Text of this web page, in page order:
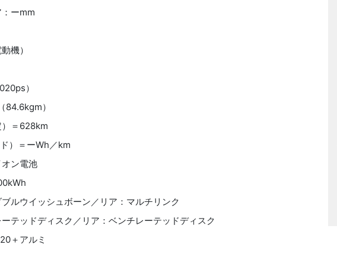
ーmm
機）
ps）
84.6kgm）
）＝628km
）＝ーWh／km
ン電池
kWh
ルウイッシュボーン／リア：マルチリンク
テッドディスク／リア：ベンチレーテッドディスク
＋アルミ